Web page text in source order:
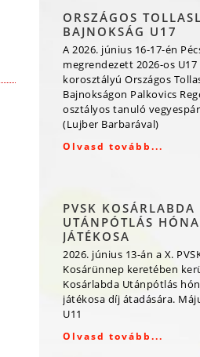
ORSZÁGOS
BAJNOKSÁG U17
A 2026. június 16-17-én
megrendezett 2026-os U17
korosztályú Országos
Bajnokságon Palkovics
osztályos tanuló
(Lujber Barbarával)
Olvasd tovább...
PVSK KOSÁRLABDA
UTÁNPÓTLÁS
JÁTÉKOSA
2026. június 13-án a X.
Kosárünnep keretében
Kosárlabda Utánpótlás
játékosa díj átadására.
U11
Olvasd tovább...